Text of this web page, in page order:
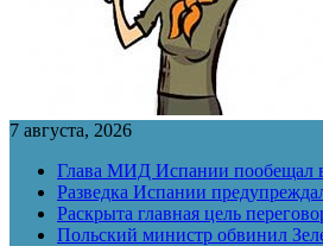
7 августа, 2026
Глава МИД Испании пообещал
Разведка Испании
Раскрыта главная цель
Польский министр обвинил